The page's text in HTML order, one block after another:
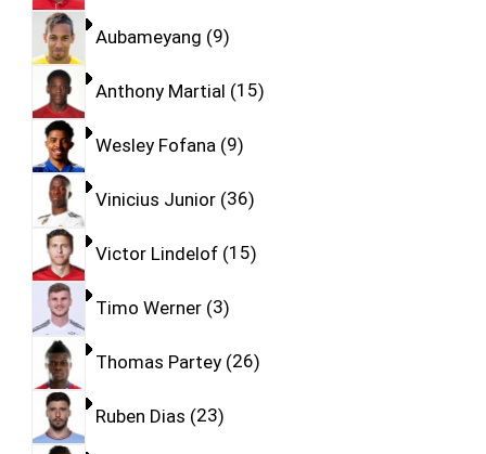
Aubameyang 9
Anthony Martial 15
Wesley Fofana 9
Vinicius Junior 36
Victor Lindelof 15
Timo Werner 3
Thomas Partey 26
Ruben Dias 23